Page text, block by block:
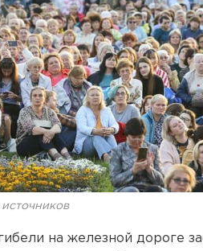
на железной дороге